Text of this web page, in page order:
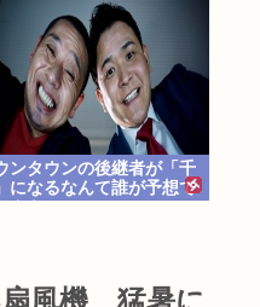
ンタウンの後継者が「千
になるなんて誰が予想で
風機、猛暑に